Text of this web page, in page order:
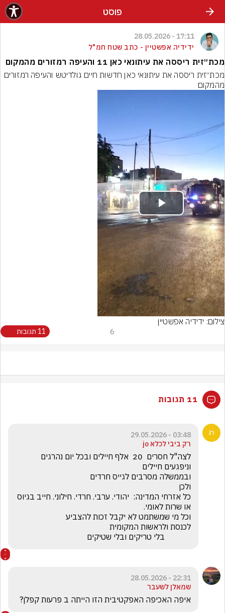
פוסט
17:11 - 28.05.2026
ידידיה אפשטיין - כתב שטח חמ"ל
מכת״זית ריססה את עיתונאי כאן 11 והעיפה רמזורים מהמקום
מהמקום
Play
Video
צילום: ידידיה אפשטיין
6 11 תגובות
11 תגובות
03:48 - 29.05.2026
רק ביבי לכלא jo
22:31 - 28.05.2026
שמאלן לשעבר
איפה האכיפה האפקטיבית הזו הייתה ב פרעות קפלן?